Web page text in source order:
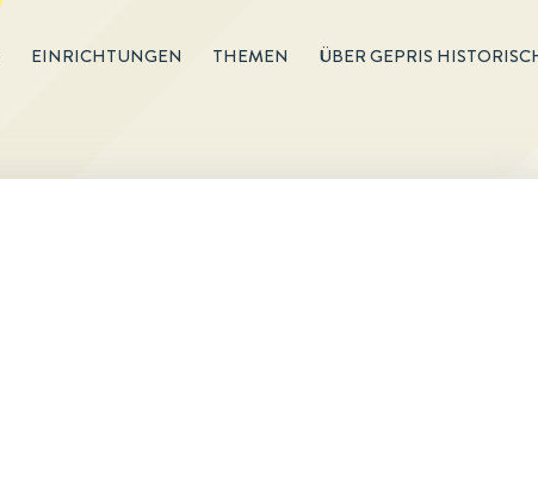
EINRICHTUNGEN THEMEN ÜBER GEPRIS